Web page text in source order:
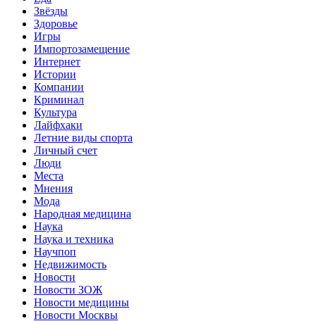
Звёзды
Здоровье
Игры
Импортозамещение
Интернет
Истории
Компании
Криминал
Культура
Лайфхаки
Летние виды спорта
Личный счет
Люди
Места
Мнения
Мода
Народная медицина
Наука
Наука и техника
Научпоп
Недвижимость
Новости
Новости ЗОЖ
Новости медицины
Новости Москвы